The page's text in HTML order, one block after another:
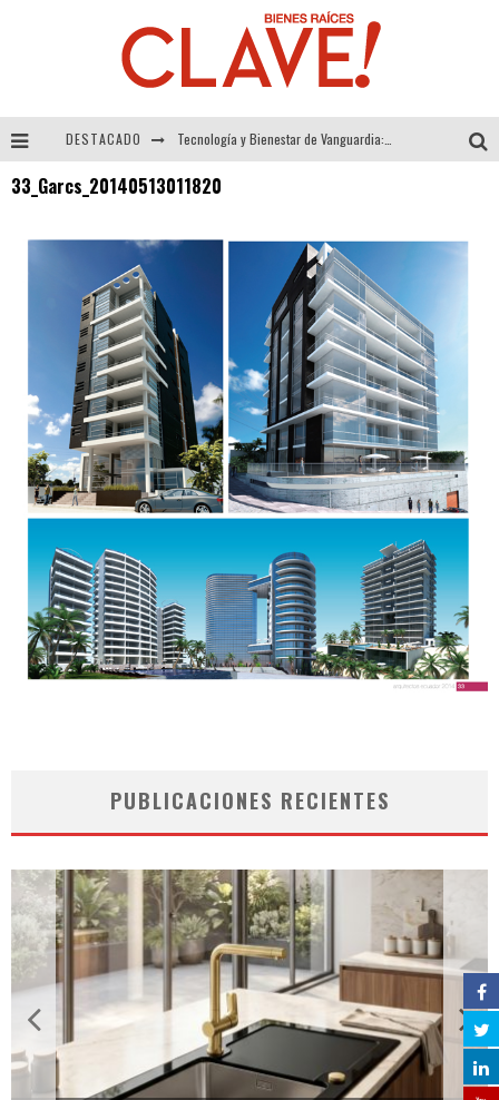
DESTACADO
33_Garcs_20140513011820
PUBLICACIONES RECIENTES